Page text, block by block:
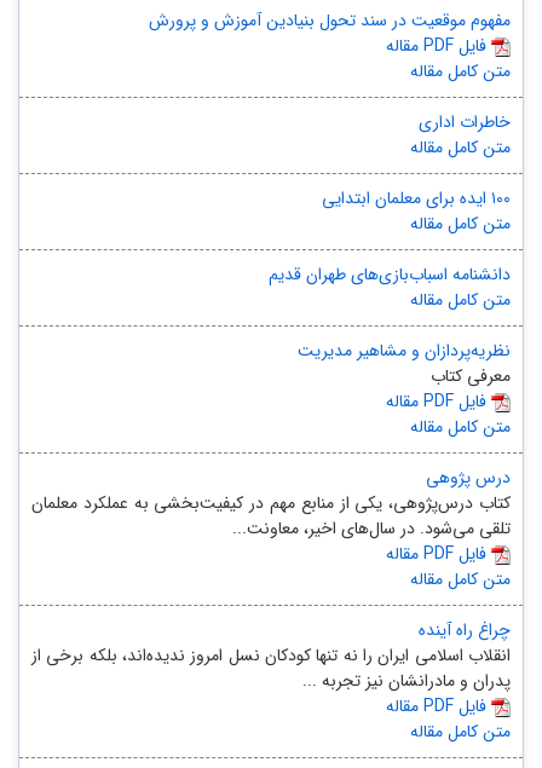
مفهوم موقعیت در سند تحول بنیادین آموزش و پرورش
مقاله PDF فایل
متن کامل مقاله
خاطرات اداری
متن کامل مقاله
۱۰۰ ایده برای معلمان ابتدایی
متن کامل مقاله
دانشنامه‌ اسباب‌بازی‌های طهران قدیم
متن کامل مقاله
نظریه‌پردازان و مشاهیر مدیریت
معرفی کتاب
مقاله PDF فایل
متن کامل مقاله
درس پژوهی
کتاب درس‌پژوهی، یکی از منابع مهم در کیفیت‌بخشی به عملکرد معلمان
تلقی می‌شود. در سال‌های اخیر، معاونت...
مقاله PDF فایل
متن کامل مقاله
چراغ راه آینده
انقلاب اسلامی ایران را نه تنها کودکان نسل امروز ندیده‌اند، بلکه برخی از
پدران و مادرانشان نیز تجربه ...
مقاله PDF فایل
متن کامل مقاله